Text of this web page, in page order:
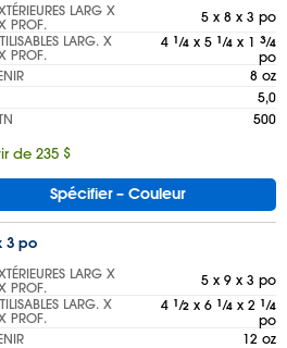
LARG X
PROF.
5 x 8 x 3 po
LARG. X
PROF.
4 1 ⁄4 x 5 1 ⁄4 x 1 3⁄4
po
8 oz
5,0
500
de 235 $
Spécifier – Couleur
3 po
LARG X
PROF.
5 x 9 x 3 po
LARG. X
PROF.
4 1 ⁄2 x 6 1 ⁄4 x 2 1 ⁄4
po
12 oz